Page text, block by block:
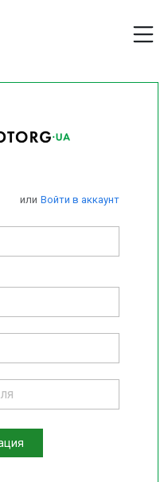
или Войти в аккаунт